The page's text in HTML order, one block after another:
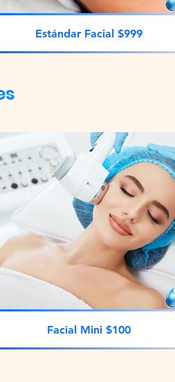
Estándar Facial $999
Facial Mini $100